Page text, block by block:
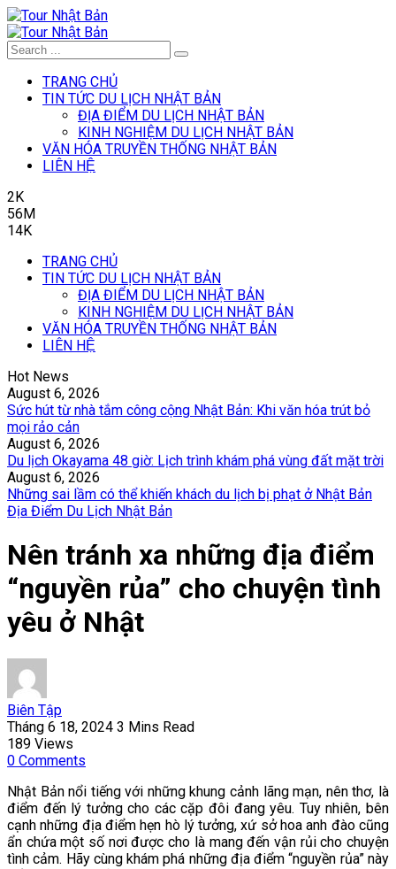
TRANG CHỦ
TIN TỨC DU LỊCH NHẬT BẢN
ĐỊA ĐIỂM DU LỊCH NHẬT BẢN
KINH NGHIỆM DU LỊCH NHẬT BẢN
VĂN HÓA TRUYỀN THỐNG NHẬT BẢN
LIÊN HỆ
2K
56M
14K
TRANG CHỦ
TIN TỨC DU LỊCH NHẬT BẢN
ĐỊA ĐIỂM DU LỊCH NHẬT BẢN
KINH NGHIỆM DU LỊCH NHẬT BẢN
VĂN HÓA TRUYỀN THỐNG NHẬT BẢN
LIÊN HỆ
Hot News
August 6, 2026
Sức hút từ nhà tắm công cộng Nhật Bản: Khi văn hóa trút bỏ
mọi rảo cản
August 6, 2026
Du lịch Okayama 48 giờ: Lịch trình khám phá vùng đất mặt trời
August 6, 2026
Những sai lầm có thể khiến khách du lịch bị phạt ở Nhật Bản
Địa Điểm Du Lịch Nhật Bản
Nên tránh xa những địa điểm
“nguyền rủa” cho chuyện tình
yêu ở Nhật
Biên Tập
Tháng 6 18, 2024 3 Mins Read
189 Views
0 Comments
Nhật Bản nổi tiếng với những khung cảnh lãng mạn, nên thơ, là
điểm đến lý tưởng cho các cặp đôi đang yêu. Tuy nhiên, bên
cạnh những địa điểm hẹn hò lý tưởng, xứ sở hoa anh đào cũng
ẩn chứa một số nơi được cho là mang đến vận rủi cho chuyện
tình cảm. Hãy cùng khám phá những địa điểm “nguyền rủa” này